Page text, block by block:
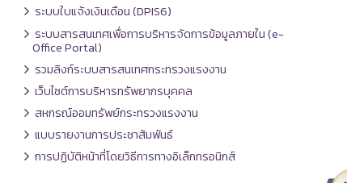
ระบบใบแจ้งเงินเดือน (DPIS6)
ระบบสารสนเทศเพื่อการบริหารจัดการข้อมูลภายใน (e-
Office Portal)
รวมลิงก์ระบบสารสนเทศกระทรวงแรงงาน
เว็บไซต์การบริหารทรัพยากรบุคคล
สหกรณ์ออมทรัพย์กระทรวงแรงงาน
แบบรายงานการประชาสัมพันธ์
การปฏิบัติหน้าที่โดยวิธีการทางอิเล็กทรอนิกส์